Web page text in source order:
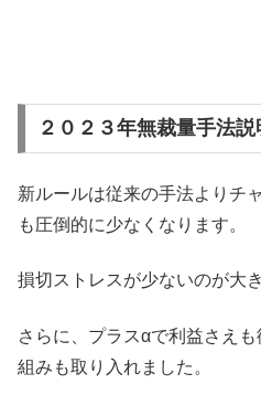
２０２３年無裁量手法説
新ルールは従来の手法よりチ
も圧倒的に少なくなります。
損切ストレスが少ないのが大
さらに、プラスαで利益さえ
組みも取り入れました。